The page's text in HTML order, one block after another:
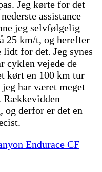
Jeg kørte for det
assistance
jeg selvfølgelig
25 km/t, og herefter
for det. Jeg synes
cyklen vejede de
kørt en 100 km tur
har været meget
Rækkevidden
derfor er det en
Endurace CF